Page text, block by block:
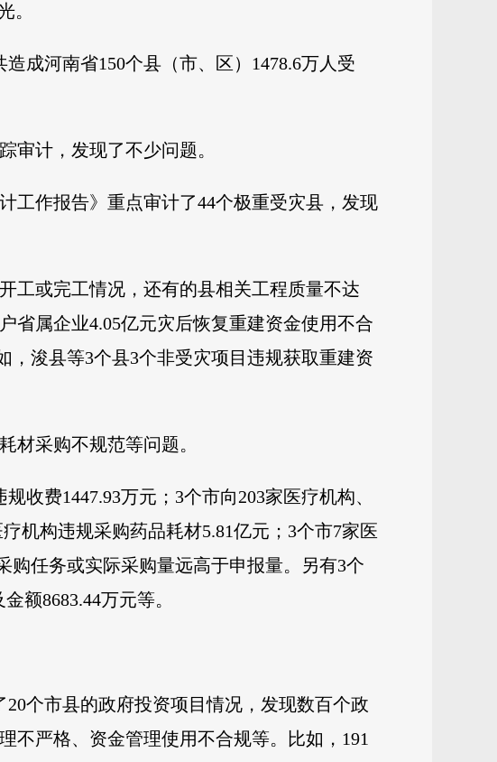
。
成河南省150个县（市、区）1478.6万人受
审计，发现了不少问题。
工作报告》重点审计了44个极重受灾县，发现
工或完工情况，还有的县相关工程质量不达
省属企业4.05亿元灾后恢复重建资金使用不合
，浚县等3个县3个非受灾项目违规获取重建资
材采购不规范等问题。
收费1447.93万元；3个市向203家医疗机构、
机构违规采购药品耗材5.81亿元；3个市7家医
购任务或实际采购量远高于申报量。另有3个
额8683.44万元等。
个市县的政府投资项目情况，发现数百个政
不严格、资金管理使用不合规等。比如，191